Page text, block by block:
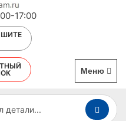
17:00
Меню